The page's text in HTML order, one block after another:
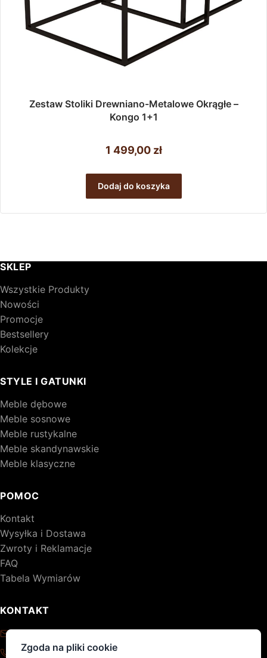
Zestaw Stoliki Drewniano-Metalowe Okrągłe –
Kongo 1+1
1 499,00 zł
Dodaj do koszyka
SKLEP
Wszystkie Produkty
Nowości
Promocje
Bestsellery
Kolekcje
STYLE I GATUNKI
Meble dębowe
Meble sosnowe
Meble rustykalne
Meble skandynawskie
Meble klasyczne
POMOC
Kontakt
Wysyłka i Dostawa
Zwroty i Reklamacje
FAQ
Tabela Wymiarów
KONTAKT
kontakt@drewniane-meble.pl
+48 795 776 620
Zgoda na pliki cookie